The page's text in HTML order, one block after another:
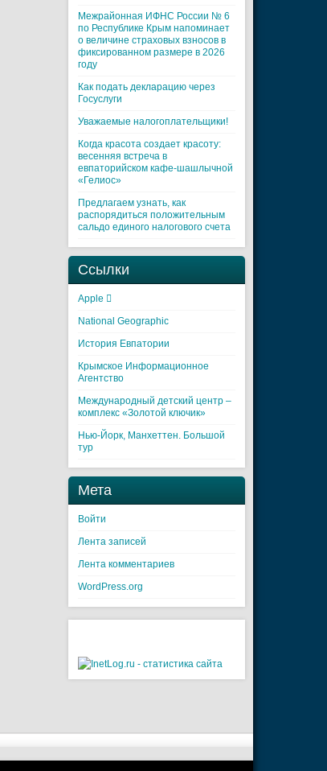
Межрайонная ИФНС России № 6
по Республике Крым напоминает
о величине страховых взносов в
фиксированном размере в 2026
году
Как подать декларацию через
Госуслуги
Уважаемые налогоплательщики!
Когда красота создает красоту:
весенняя встреча в
евпаторийском кафе-шашлычной
«Гелиос»
Предлагаем узнать, как
распорядиться положительным
сальдо единого налогового счета
Ссылки
Apple 
National Geographic
История Евпатории
Крымское Информационное
Агентство
Международный детский центр –
комплекс «Золотой ключик»
Нью-Йорк, Манхеттен. Большой
тур
Мета
Войти
Лента записей
Лента комментариев
WordPress.org